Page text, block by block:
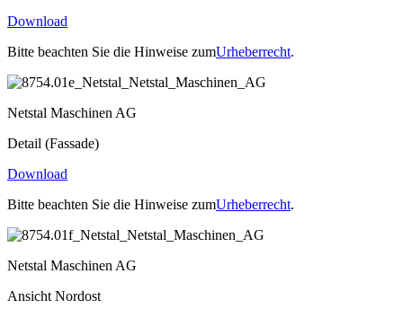
Download
Bitte beachten Sie die Hinweise zumUrheberrecht.
Netstal Maschinen AG
Detail (Fassade)
Download
Bitte beachten Sie die Hinweise zumUrheberrecht.
Netstal Maschinen AG
Ansicht Nordost